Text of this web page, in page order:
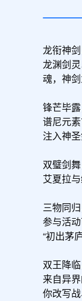
龙衔神
龙渊剑
魂，神
锋芒毕
谱尼元
注入神
双璧剑
艾夏拉
三物同
参与活
“初出茅
双王降
来自异
你改写